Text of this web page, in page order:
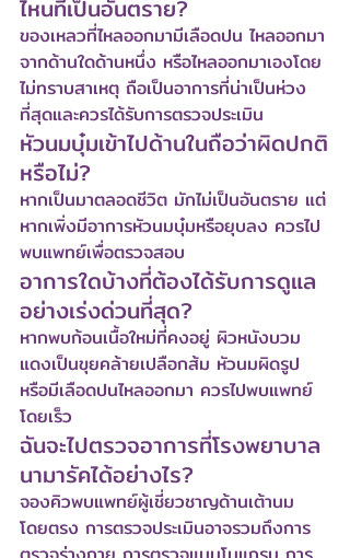
ไหนที่เป็นอันตราย?
ของเหลวที่ไหลออกมามีเลือดปน ไหลออกมา
จากด้านใดด้านหนึ่ง หรือไหลออกมาเองโดย
ไม่ทราบสาเหตุ ถือเป็นอาการที่น่าเป็นห่วง
ที่สุดและควรได้รับการตรวจประเมิน
หัวนมบุ๋มเข้าไปด้านในถือว่าผิดปกติ
หรือไม่?
หากเป็นมาตลอดชีวิต มักไม่เป็นอันตราย แต่
หากเพิ่งมีอาการหัวนมบุ๋มหรือยุบลง ควรไป
พบแพทย์เพื่อตรวจสอบ
อาการใดบ้างที่ต้องได้รับการดูแล
อย่างเร่งด่วนที่สุด?
หากพบก้อนเนื้อใหม่ที่คงอยู่ ผิวหนังบวม
แดงเป็นขุยคล้ายเปลือกส้ม หัวนมผิดรูป
หรือมีเลือดปนไหลออกมา ควรไปพบแพทย์
โดยเร็ว
ฉันจะไปตรวจอาการที่โรงพยาบาล
นามารัคได้อย่างไร?
จองคิวพบแพทย์ผู้เชี่ยวชาญด้านเต้านม
โดยตรง การตรวจประเมินอาจรวมถึงการ